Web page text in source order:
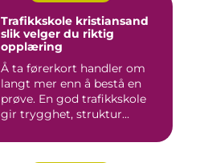
Trafikkskole kristiansand
slik velger du riktig
opplæring
Å ta førerkort handler om
langt mer enn å bestå en
prøve. En god trafikkskole
gir trygghet, struktur...